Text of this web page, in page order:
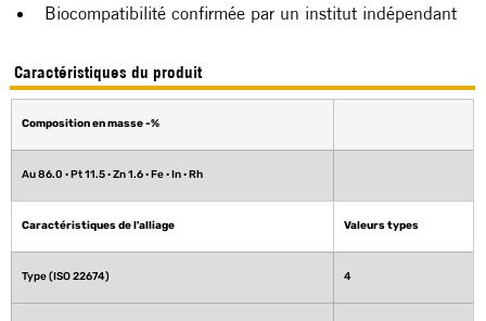
Biocompatibilité confirmée par un institut indépendant
Caractéristiques du produit
Composition en masse -%
Au 86.0 · Pt 11.5 · Zn 1.6 · Fe · In · Rh
Caractéristiques de l'alliage
Type (ISO 22674) 4